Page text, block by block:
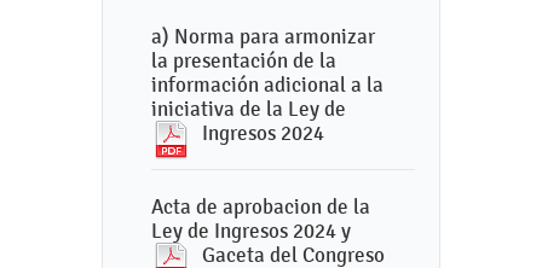
a) Norma para armonizar
la presentación de la
información adicional a la
iniciativa de la Ley de
Ingresos 2024
Acta de aprobacion de la
Ley de Ingresos 2024 y
Gaceta del Congreso